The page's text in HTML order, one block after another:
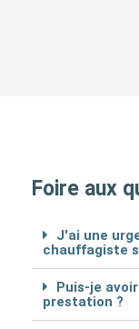
Foire aux
J'ai une
chauffagiste
Puis-je
prestation ?